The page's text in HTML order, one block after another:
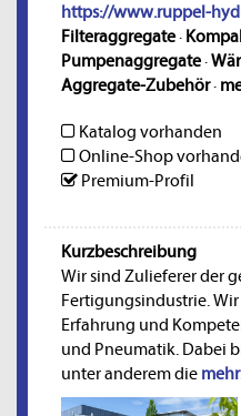
https://www.ruppel-
Filteraggregate·
Pumpenaggregate·
Aggregate-Zubehör·
Katalog vorhanden
Online-Shop
Premium-Profil
Kurzbeschreibung
Wir sind Zulieferer der
Fertigungsindustrie.
Erfahrung und
und Pneumatik. Dabei
unter anderem die